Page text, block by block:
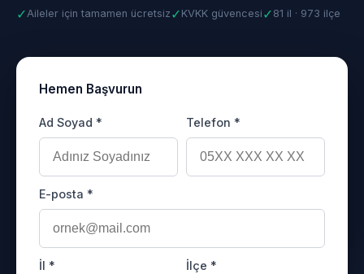
✓Aileler için tamamen ücretsiz ✓ KVKK güvencesi ✓ 81 il · 973 ilçe
Hemen Başvurun
Ad Soyad * Telefon *
E-posta *
İl * İlçe *